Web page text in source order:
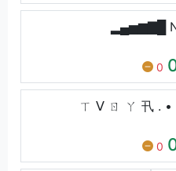
▂▄▅▆▇█
0
ㄒ ᐯ ㄖ ㄚ 卂 .
0